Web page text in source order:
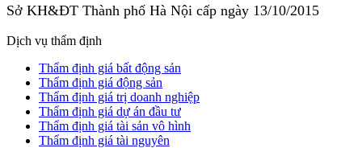
Sở KH&ĐT Thành phố Hà Nội cấp ngày 13/10/2015
Dịch vụ thẩm định
Thẩm định giá bất động sản
Thẩm định giá động sản
Thẩm định giá trị doanh nghiệp
Thẩm định giá dự án đầu tư
Thẩm định giá tài sản vô hình
Thẩm định giá tài nguyên